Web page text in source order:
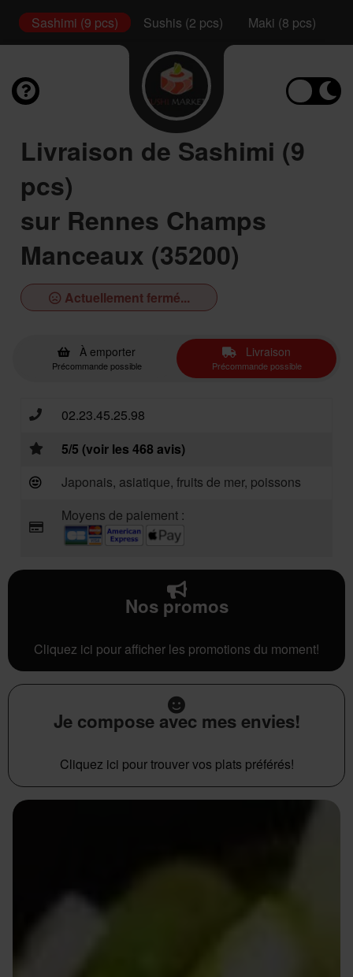
Sashimi (9 pcs) Sushis (2 pcs) Maki (8 pcs)
Livraison de Sashimi (9
pcs)
sur Rennes Champs
Manceaux (35200)
Actuellement fermé...
À emporter
Précommande possible
Livraison
Précommande possible
02.23.45.25.98
5/5 (voir les 468 avis)
Japonais, asiatique, fruits de mer, poissons
Moyens de paiement :
Nos promos
Cliquez ici pour afficher les promotions du moment!
Je compose avec mes envies!
Cliquez ici pour trouver vos plats préférés!